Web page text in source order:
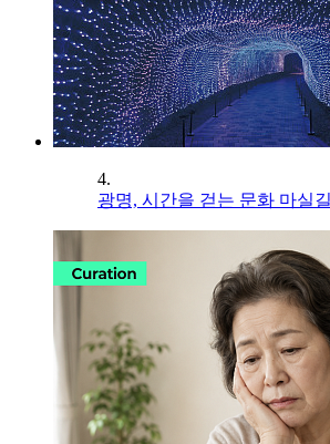
4.
광명, 시간을 걷는 문화 마실길